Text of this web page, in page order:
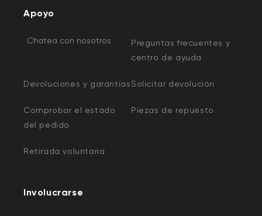
Apoyo
Chatea con nosotros
Preguntas frecuentes y
centro de ayuda
Devoluciones y garantíasSolicitar devolución
Comprobar el estado
del pedido
Piezas de repuesto
Retirada voluntaria
Involucrarse